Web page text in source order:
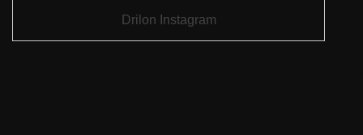
Drilon Instagram